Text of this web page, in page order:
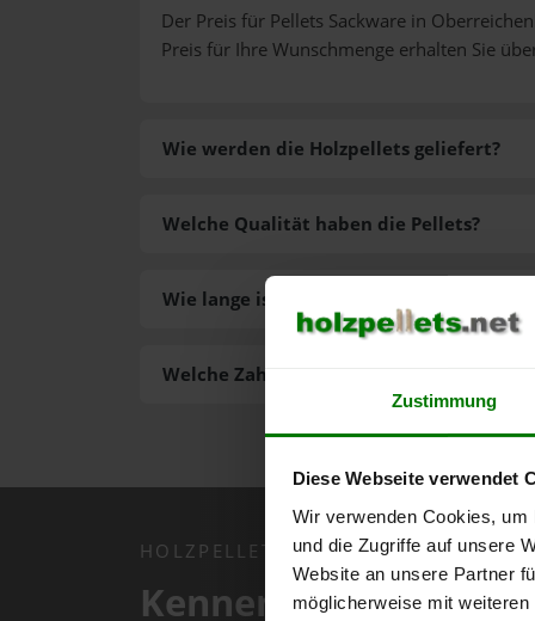
Zustimmung
Diese Webseite verwendet
Wir verwenden Cookies,
und die Zugriffe auf unsere
Website an unsere Partner
möglicherweise mit
Der Preis für Pellets Sackware in
Preis für Ihre Wunschmenge erhalten Sie
Wie werden die Holzpellets geliefert?
Welche Zahlungsarten gibt es?
Welche Qualität haben die Pellets?
Wie lange ist die Lieferzeit der Pellets?
HOLZPELLETS.NET APP
Kennen Sie schon